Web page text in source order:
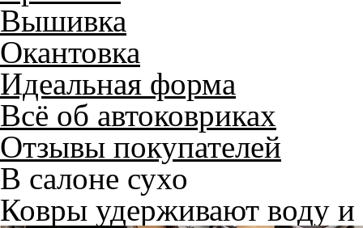
Вышивка
Окантовка
Идеальная форма
Всё об автоковриках
Отзывы покупателей
В салоне сухо
Ковры удерживают воду и